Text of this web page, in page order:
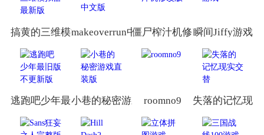
搞黄的三维模拟器最新版
makeoverrun中文版僵尸榨汁机修改版瞬间Jiffy游戏
逃跑吧少年最旧版不更新版
小巷的秘密游戏直装版
roomno9 失落的记忆现